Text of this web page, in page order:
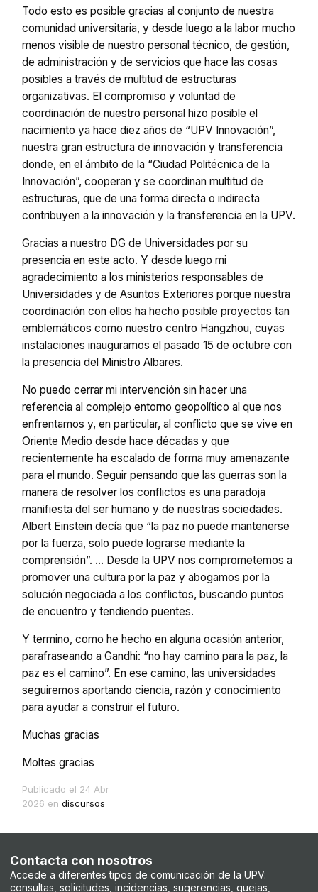
Todo esto es posible gracias al conjunto de nuestra
comunidad universitaria, y desde luego a la labor mucho
menos visible de nuestro personal técnico, de gestión,
de administración y de servicios que hace las cosas
posibles a través de multitud de estructuras
organizativas. El compromiso y voluntad de
coordinación de nuestro personal hizo posible el
nacimiento ya hace diez años de “UPV Innovación”,
nuestra gran estructura de innovación y transferencia
donde, en el ámbito de la “Ciudad Politécnica de la
Innovación”, cooperan y se coordinan multitud de
estructuras, que de una forma directa o indirecta
contribuyen a la innovación y la transferencia en la UPV.
Gracias a nuestro DG de Universidades por su
presencia en este acto. Y desde luego mi
agradecimiento a los ministerios responsables de
Universidades y de Asuntos Exteriores porque nuestra
coordinación con ellos ha hecho posible proyectos tan
emblemáticos como nuestro centro Hangzhou, cuyas
instalaciones inauguramos el pasado 15 de octubre con
la presencia del Ministro Albares.
No puedo cerrar mi intervención sin hacer una
referencia al complejo entorno geopolítico al que nos
enfrentamos y, en particular, al conflicto que se vive en
Oriente Medio desde hace décadas y que
recientemente ha escalado de forma muy amenazante
para el mundo. Seguir pensando que las guerras son la
manera de resolver los conflictos es una paradoja
manifiesta del ser humano y de nuestras sociedades.
Albert Einstein decía que “la paz no puede mantenerse
por la fuerza, solo puede lograrse mediante la
comprensión”. … Desde la UPV nos comprometemos a
promover una cultura por la paz y abogamos por la
solución negociada a los conflictos, buscando puntos
de encuentro y tendiendo puentes.
Y termino, como he hecho en alguna ocasión anterior,
parafraseando a Gandhi: “no hay camino para la paz, la
paz es el camino”. En ese camino, las universidades
seguiremos aportando ciencia, razón y conocimiento
para ayudar a construir el futuro.
Muchas gracias
Moltes gracias
Publicado el 24 Abr
2026 en discursos
Contacta con nosotros
Accede a diferentes tipos de comunicación de la UPV:
consultas, solicitudes, incidencias, sugerencias, quejas,